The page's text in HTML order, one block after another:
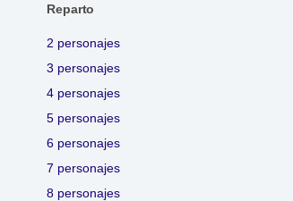
Reparto
2 personajes
3 personajes
4 personajes
5 personajes
6 personajes
7 personajes
8 personajes